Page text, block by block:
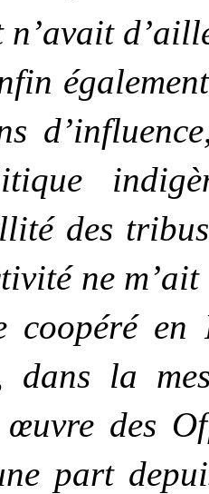
n’avait
des
ne
coopéré
dans la
des
part